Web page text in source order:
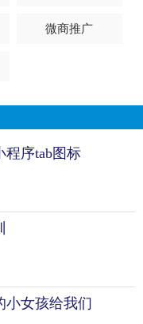
惠券量是非常庞大
操作技巧
，从而提高线上的订
客小程序接口搭建要
帮助到大家。
微商推广
程序tab图标
小女孩给我们